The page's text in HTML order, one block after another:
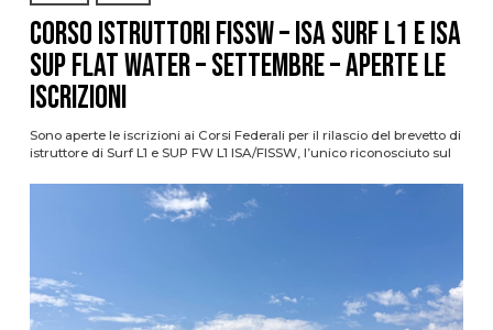
CORSO ISTRUTTORI FISSW – ISA SURF L1 e ISA
SUP Flat Water – SETTEMBRE – APERTE LE
ISCRIZIONI
Sono aperte le iscrizioni ai Corsi Federali per il rilascio del brevetto di
istruttore di Surf L1 e SUP FW L1 ISA/FISSW, l’unico riconosciuto sul